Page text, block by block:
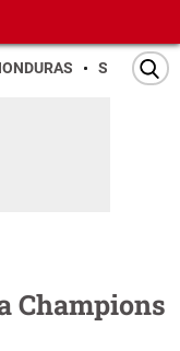
SAN PEDRO
Champions